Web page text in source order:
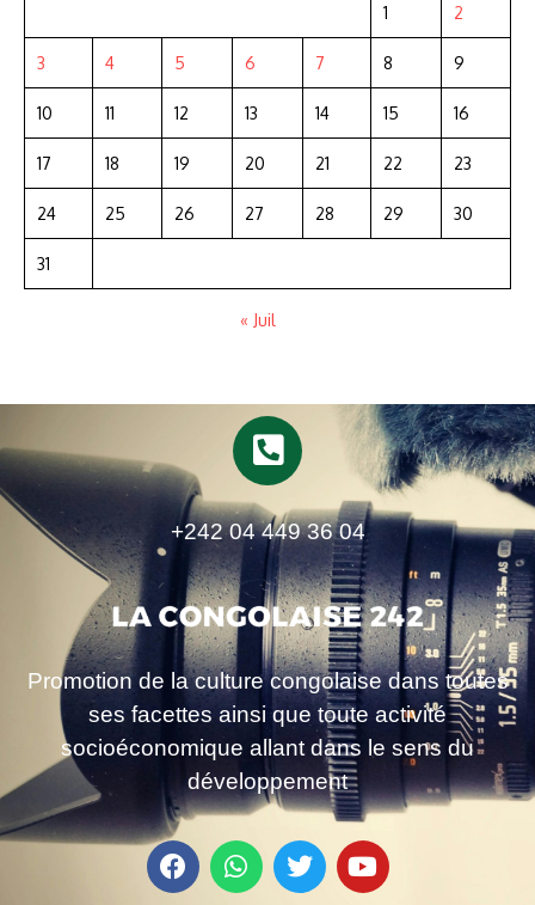
1 2
3 4 5 6 7 8 9
10 11 12 13 14 15 16
17 18 19 20 21 22 23
24 25 26 27 28 29 30
31
« Juil
+242 04 449 36 04
Promotion de la culture congolaise dans toutes
ses facettes ainsi que toute activité
socioéconomique allant dans le sens du
développement